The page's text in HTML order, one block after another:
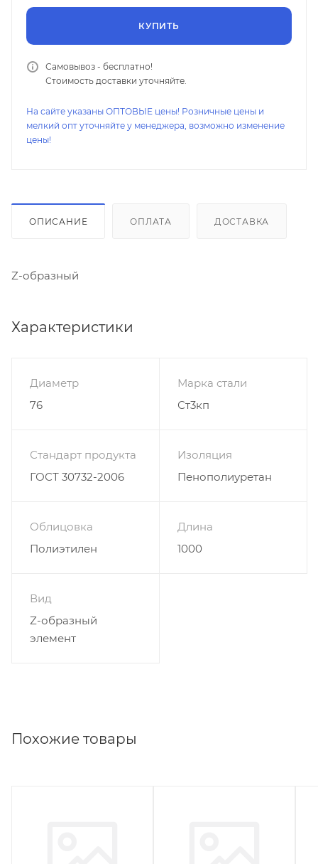
КУПИТЬ
Самовывоз - бесплатно!
Стоимость доставки уточняйте.
На сайте указаны ОПТОВЫЕ цены! Розничные цены и
мелкий опт уточняйте у менеджера, возможно изменение
цены!
ОПИСАНИЕ ОПЛАТА ДОСТАВКА
Z-образный
Характеристики
Диаметр
76
Марка стали
Ст3кп
Стандарт продукта
ГОСТ 30732-2006
Изоляция
Пенополиуретан
Облицовка
Полиэтилен
Длина
1000
Вид
Z-образный
элемент
Похожие товары